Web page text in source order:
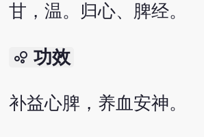
甘，温。归心、脾经。
bubble_chart 功效
补益心脾，养血安神。